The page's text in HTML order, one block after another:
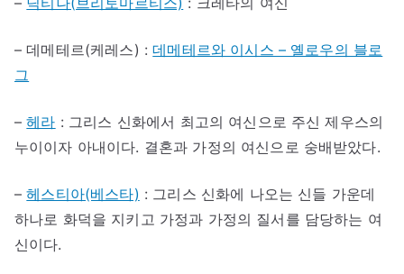
– 데메테르(케레스) :데메테르와 이시스 – 옐로우의 블로
그
–헤라 : 그리스 신화에서 최고의 여신으로 주신 제우스의
누이이자 아내이다. 결혼과 가정의 여신으로 숭배받았다.
–헤스티아(베스타) : 그리스 신화에 나오는 신들 가운데
하나로 화덕을 지키고 가정과 가정의 질서를 담당하는 여
신이다.